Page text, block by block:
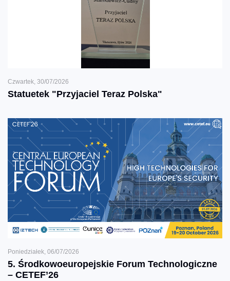
Czwartek, 30/07/2026
Statuetek "Przyjaciel Teraz Polska"
Poniedziałek, 06/07/2026
5. Środkowoeuropejskie Forum Technologiczne
– CETEF’26